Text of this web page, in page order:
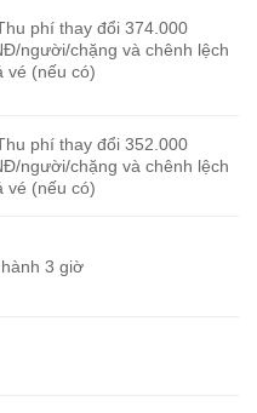
phí thay đổi 374.000
người/chặng và chênh lệch
vé (nếu có)
phí thay đổi 352.000
người/chặng và chênh lệch
vé (nếu có)
3 giờ